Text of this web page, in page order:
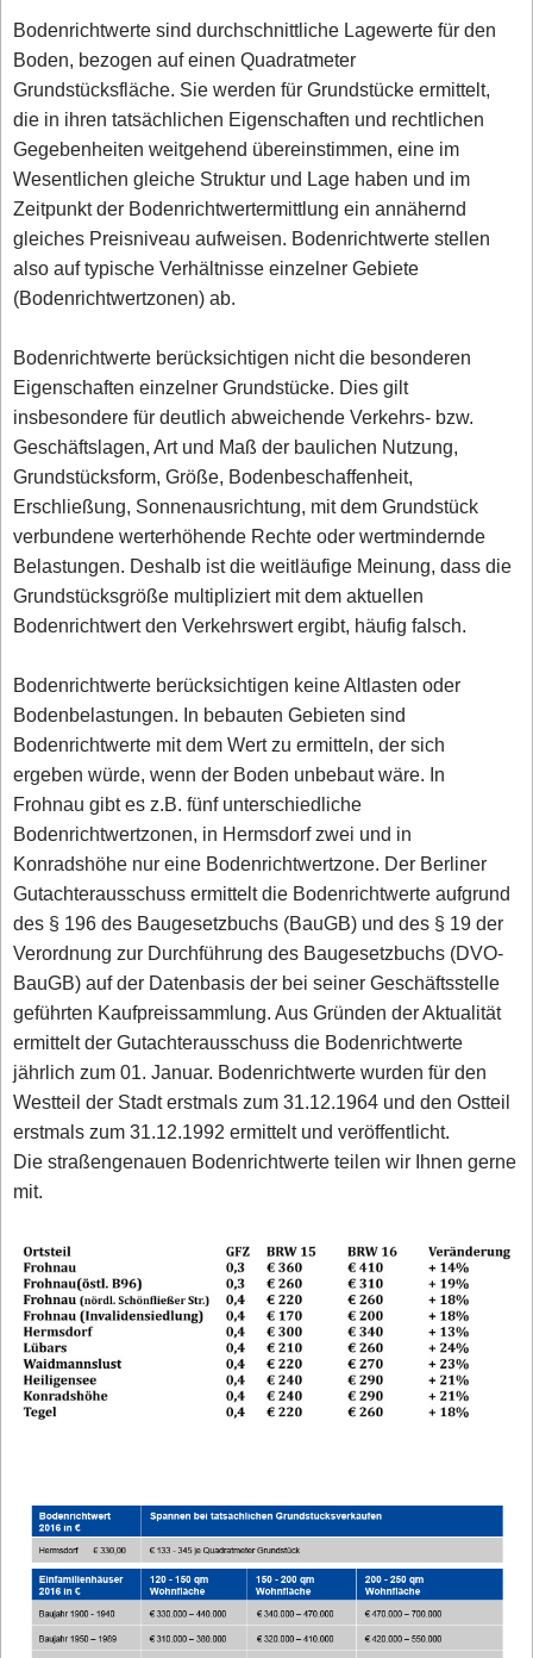
Bodenrichtwerte sind durchschnittliche Lagewerte für den
Boden, bezogen auf einen Quadratmeter
Grundstücksfläche. Sie werden für Grundstücke ermittelt,
die in ihren tatsächlichen Eigenschaften und rechtlichen
Gegebenheiten weitgehend übereinstimmen, eine im
Wesentlichen gleiche Struktur und Lage haben und im
Zeitpunkt der Bodenrichtwertermittlung ein annähernd
gleiches Preisniveau aufweisen. Bodenrichtwerte stellen
also auf typische Verhältnisse einzelner Gebiete
(Bodenrichtwertzonen) ab.
Bodenrichtwerte berücksichtigen nicht die besonderen
Eigenschaften einzelner Grundstücke. Dies gilt
insbesondere für deutlich abweichende Verkehrs- bzw.
Geschäftslagen, Art und Maß der baulichen Nutzung,
Grundstücksform, Größe, Bodenbeschaffenheit,
Erschließung, Sonnenausrichtung, mit dem Grundstück
verbundene werterhöhende Rechte oder wertmindernde
Belastungen. Deshalb ist die weitläufige Meinung, dass die
Grundstücksgröße multipliziert mit dem aktuellen
Bodenrichtwert den Verkehrswert ergibt, häufig falsch.
Bodenrichtwerte berücksichtigen keine Altlasten oder
Bodenbelastungen. In bebauten Gebieten sind
Bodenrichtwerte mit dem Wert zu ermitteln, der sich
ergeben würde, wenn der Boden unbebaut wäre. In
Frohnau gibt es z.B. fünf unterschiedliche
Bodenrichtwertzonen, in Hermsdorf zwei und in
Konradshöhe nur eine Bodenrichtwertzone. Der Berliner
Gutachterausschuss ermittelt die Bodenrichtwerte aufgrund
des § 196 des Baugesetzbuchs (BauGB) und des § 19 der
Verordnung zur Durchführung des Baugesetzbuchs (DVO-
BauGB) auf der Datenbasis der bei seiner Geschäftsstelle
geführten Kaufpreissammlung. Aus Gründen der Aktualität
ermittelt der Gutachterausschuss die Bodenrichtwerte
jährlich zum 01. Januar. Bodenrichtwerte wurden für den
Westteil der Stadt erstmals zum 31.12.1964 und den Ostteil
erstmals zum 31.12.1992 ermittelt und veröffentlicht.
Die straßengenauen Bodenrichtwerte teilen wir Ihnen gerne
mit.